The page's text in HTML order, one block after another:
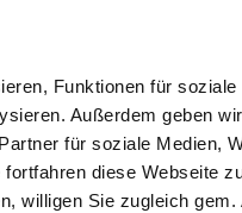
Funktionen für soziale
Außerdem geben wir
für soziale Medien,
diese Webseite
willigen Sie zugleich gem.